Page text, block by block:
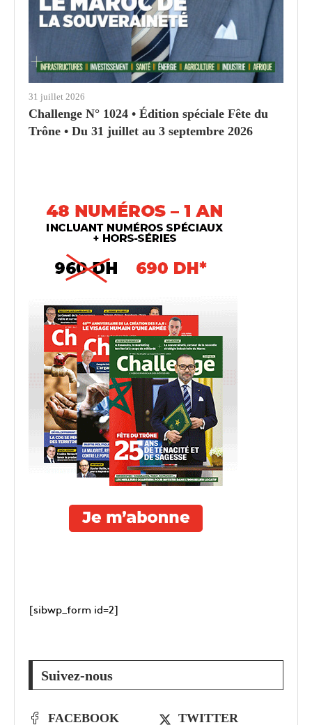
31 juillet 2026
Challenge N° 1024 • Édition spéciale Fête du
Trône • Du 31 juillet au 3 septembre 2026
[sibwp_form id=2]
Suivez-nous
FACEBOOK TWITTER